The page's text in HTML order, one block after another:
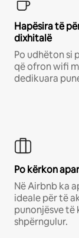
Hapësira të
dixhitalë
Po udhëton si
që ofron wifi
dedikuara
Po kërkon
Në Airbnb ka
ideale për të
punonjësve të
shpërngulur.